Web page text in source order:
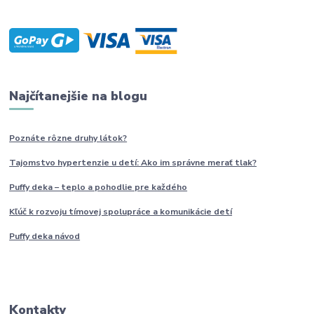
Najčítanejšie na blogu
Poznáte rôzne druhylátok?
Tajomstvo hypertenzie u detí: Ako im správne merať tlak?
Puffy deka – teplo a pohodlie pre každého
Kľúč k rozvoju tímovej spolupráce a komunikácie detí
Puffy deka návod
Kontakty